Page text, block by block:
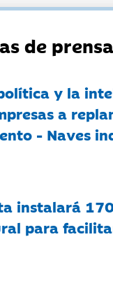
de
y la
a
- Naves
instalará
para